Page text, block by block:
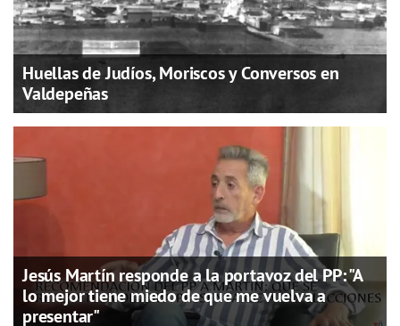
Huellas de Judíos, Moriscos y Conversos en
Valdepeñas
Jesús Martín responde a la portavoz del PP: "A
lo mejor tiene miedo de que me vuelva a
presentar"